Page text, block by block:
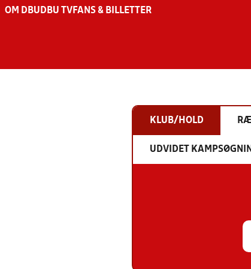
OM DBU DBU TV FANS & BILLETTER
KLUB/HOLD
UDVIDET